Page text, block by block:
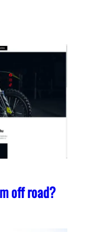
off road?